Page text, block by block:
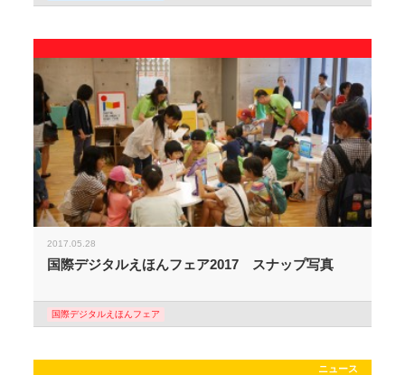
2017.05.28
国際デジタルえほんフェア2017 スナップ写真
国際デジタルえほんフェア
ニュース